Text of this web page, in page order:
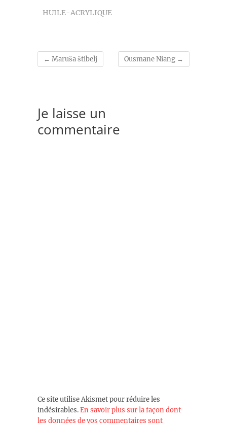
HUILE-ACRYLIQUE
← Maruša štibelj Ousmane Niang →
Je laisse un
commentaire
Ce site utilise Akismet pour réduire les
indésirables.En savoir plus sur la façon dont
les données de vos commentaires sont